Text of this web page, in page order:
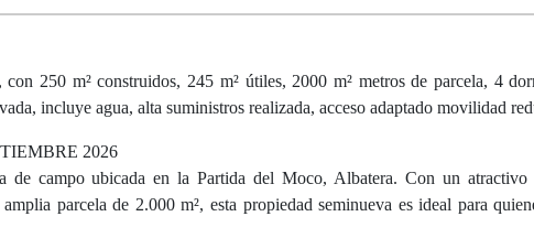
250 m² construidos, 245 m² útiles, 2000 m² metros de parcela, 4
incluye agua, alta suministros realizada, acceso adaptado movilidad
2026
de campo ubicada en la Partida del Moco, Albatera. Con un
parcela de 2.000 m², esta propiedad seminueva es ideal para